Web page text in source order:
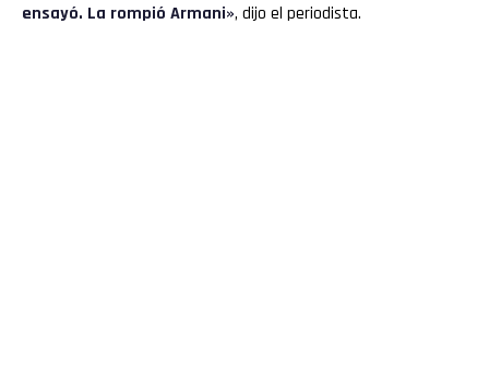
ensayó. La rompió Armani», dijo el periodista.